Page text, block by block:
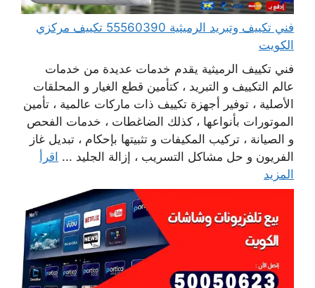
فني تكييف وتبريد الرميثية 55560390 تكييف مركزي
الكويت
فني تكييف الرميثية يقدم خدمات عديدة من خدمات
عالم التكييف و التبريد ، كتأمين قطع الغيار و المحلقات
الأصلية ، توفير أجهزة تكييف ذات ماركات عالمية ، تأمين
الموتورات بأنواعها ، كذلك الضاغطات ، خدمات الفحص
و الصيانة ، تركيب المكيفات و تثبيتها بإحكام ، تبديل غاز
الفريون و حل مشاكل التسريب ، إزالة الجليد ... اقرأ
المزيد